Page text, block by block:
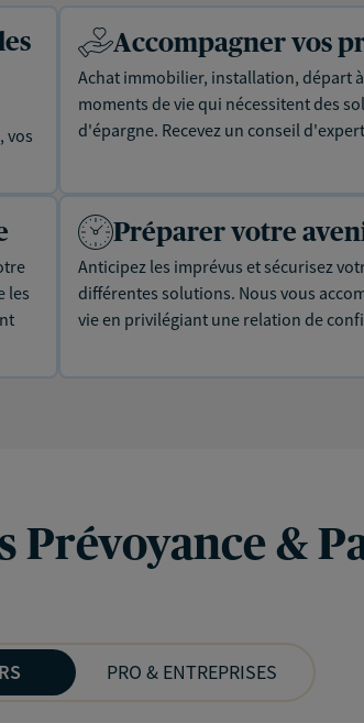
vos
Accompagner vos
Achat immobilier, installation, départ
moments de vie qui nécessitent des
d'épargne. Recevez un conseil
les
Préparer votre
Anticipez les imprévus et sécurisez
différentes solutions. Nous vous
vie en privilégiant une relation de
Prévoyance &
PRO & ENTREPRISES